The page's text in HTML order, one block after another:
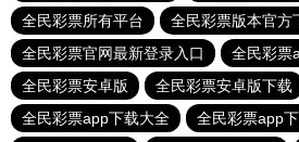
全民彩票所有平台
全民彩票版本官方
全民彩票官网最新登录入口
全民彩票
全民彩票安卓版
全民彩票安卓版下载
全民彩票app下载大全
全民彩票app